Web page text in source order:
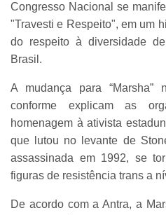
Congresso Nacional se
"Travesti e Respeito", em um
do respeito à diversidade
Brasil.
A mudança para
conforme explicam as
homenagem à ativista
que lutou no levante de
assassinada em 1992, se
figuras de resistência trans a
De acordo com a Antra, a